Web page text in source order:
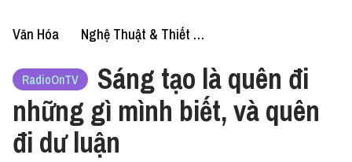
Văn Hóa Nghệ Thuật & Thiết Kế
RadioOnTV
Sáng tạo là quên đi
những gì mình biết, và quên
đi dư luận